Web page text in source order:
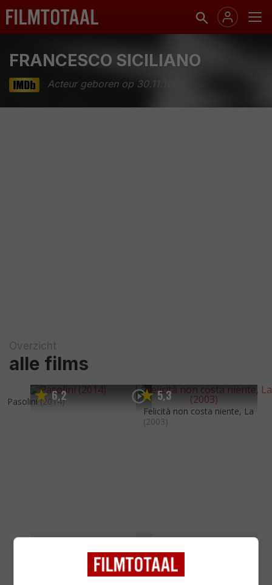
FRANCESCO SICILIANO
Acteur geboren op 30.11.1967
Overzicht
alle films
6,2
Pasolini (2014) 5,3
Felicità non costa niente, La
(2003)